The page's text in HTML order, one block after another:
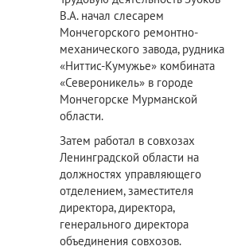
В.А. начал слесарем
Мончегорского ремонтно-
механического завода, рудника
«Ниттис-Кумужье» комбината
«Североникель» в городе
Мончегорске Мурманской
области.
Затем работал в совхозах
Ленинградской области на
должностях управляющего
отделением, заместителя
директора, директора,
генерального директора
объединения совхозов.